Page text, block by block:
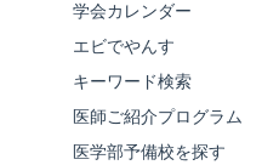
学会カレンダー
エビでやんす
キーワード検索
医師ご紹介プログラム
医学部予備校を探す